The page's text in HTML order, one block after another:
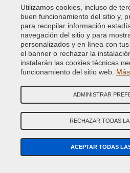
CALAMA COPPER/
Código de Color Original :
Código de Producto:VCD-
CAMARGUE RED MET.
Código de Color Original :
Código de Producto:VCD-
Utilizamos cookies, incluso de
buen funcionamiento del sitio y,
para recopilar información
navegación del sitio y para
personalizados y en línea con
el banner o rechazar la
instalarán las cookies técnicas
funcionamiento del sitio web.
ADMINISTRAR
RECHAZAR TODAS
ACEPTAR TODAS